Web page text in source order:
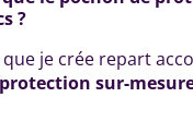
?
que je crée repart
sur-